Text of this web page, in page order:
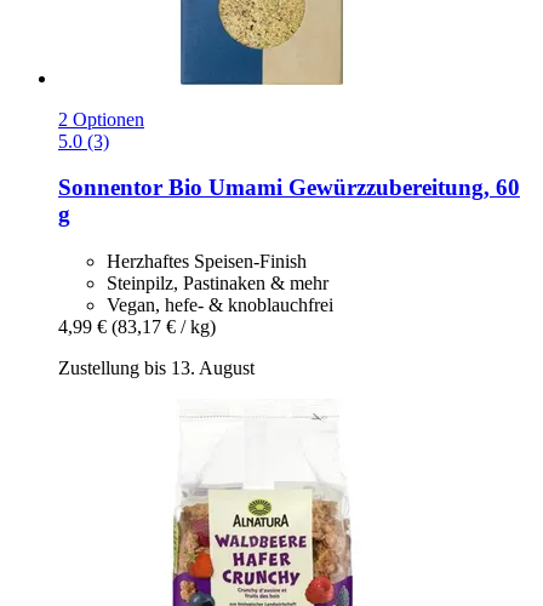
2 Optionen
5.0 (3)
Sonnentor Bio Umami Gewürzzubereitung, 60
g
Herzhaftes Speisen-Finish
Steinpilz, Pastinaken & mehr
Vegan, hefe- & knoblauchfrei
4,99 € (83,17 € / kg)
Zustellung bis 13. August